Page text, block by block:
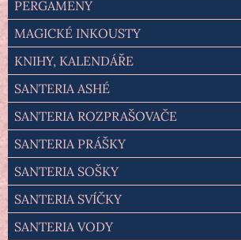
PERGAMENY
MAGICKÉ INKOUSTY
KNIHY, KALENDÁŘE
SANTERIA ASHÉ
SANTERIA ROZPRAŠOVAČE
SANTERIA PRÁŠKY
SANTERIA SOŠKY
SANTERIA SVÍČKY
SANTERIA VODY